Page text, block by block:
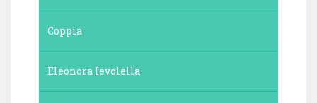
Coppia
Eleonora Ievolella